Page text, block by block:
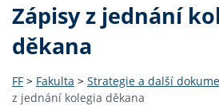
Zápisy z jednání
děkana
FF > Fakulta > Strategie a další
z jednání kolegia děkana